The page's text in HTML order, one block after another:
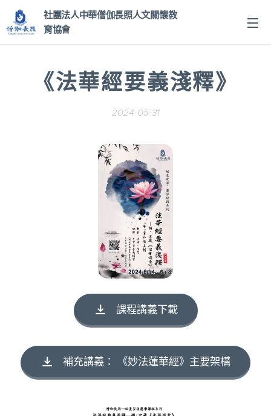
社團法人中華僧伽長照人文關懷教
育協會
《法華經要義淺釋》
2024-05-31
課程講義下載
補充講義： 《妙法蓮華經》主要架構